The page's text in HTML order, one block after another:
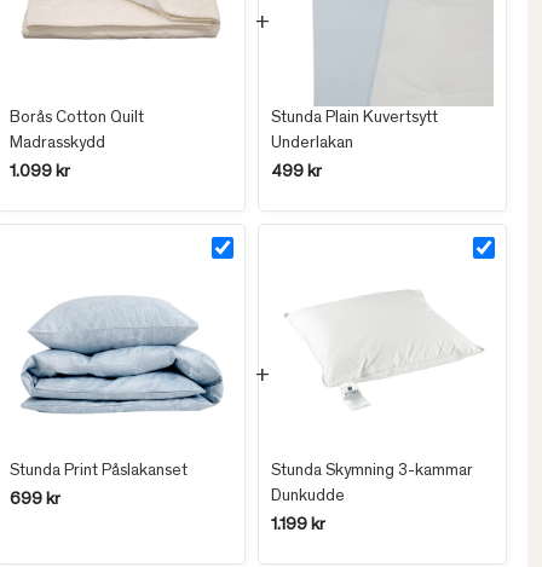
Borås Cotton Quilt
Madrasskydd
1.099 kr
Stunda Plain Kuvertsytt
Underlakan
499 kr
Stunda Print Påslakanset
699 kr
Stunda Skymning 3-kammar
Dunkudde
1.199 kr